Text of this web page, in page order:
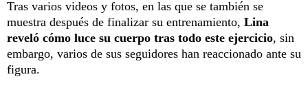
Tras varios videos y fotos, en las que se también se
muestra después de finalizar su entrenamiento, Lina
reveló cómo luce su cuerpo tras todo este ejercicio, sin
embargo, varios de sus seguidores han reaccionado ante su
figura.